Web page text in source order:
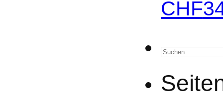
CHF
Suchen